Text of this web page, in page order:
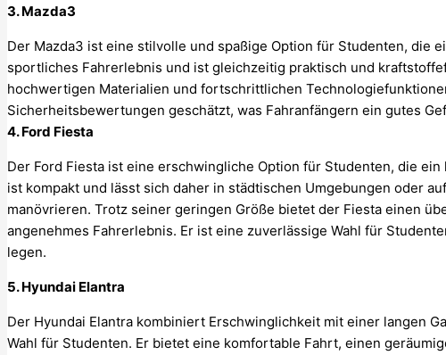
3. Mazda3
Der Mazda3 ist eine stilvolle und spaßige Option für Studenten, die
sportliches Fahrerlebnis und ist gleichzeitig praktisch und
hochwertigen Materialien und fortschrittlichen
Sicherheitsbewertungen geschätzt, was Fahranfängern ein gutes
4. Ford Fiesta
Der Ford Fiesta ist eine erschwingliche Option für Studenten, die
ist kompakt und lässt sich daher in städtischen Umgebungen oder
manövrieren. Trotz seiner geringen Größe bietet der Fiesta einen
angenehmes Fahrerlebnis. Er ist eine zuverlässige Wahl für
legen.
5. Hyundai Elantra
Der Hyundai Elantra kombiniert Erschwinglichkeit mit einer langen
Wahl für Studenten. Er bietet eine komfortable Fahrt, einen